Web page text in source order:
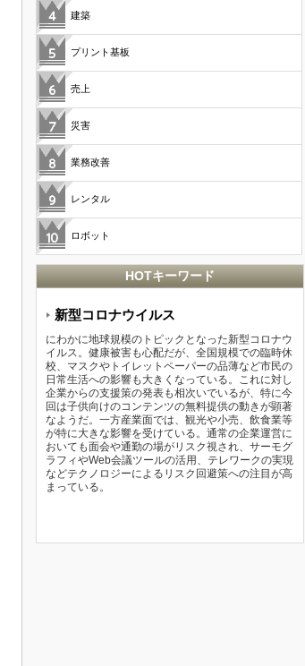
建築
プリント基板
売上
災害
業務改善
レンタル
ロボット
HOTキーワード
新型コロナウイルス
にわかに地球規模のトピックとなった新型コロナウ
イルス。健康被害も心配だが、全国規模での臨時休
校、マスクやトイレットペーパーの品薄など市民の
日常生活への影響も大きくなっている。これに対し
企業からの支援策の発表も相次いでいるが、特に今
回は子供向けのコンテンツの無料提供の動きが顕著
なようだ。一方産業面では、観光や小売、飲食業等
が特に大きな影響を受けている。通常の企業運営に
おいても面会や通勤の場がリスク視され、サーモグ
ラフィやWeb会議ツールの活用、テレワークの実現
などテクノロジーによるリスク回避策への注目が高
まっている。